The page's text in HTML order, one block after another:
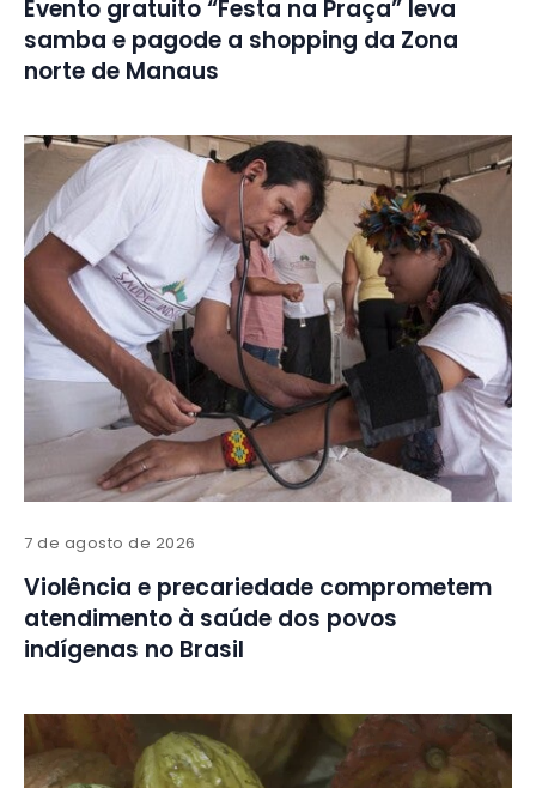
Evento gratuito “Festa na Praça” leva
samba e pagode a shopping da Zona
norte de Manaus
7 de agosto de 2026
Violência e precariedade comprometem
atendimento à saúde dos povos
indígenas no Brasil